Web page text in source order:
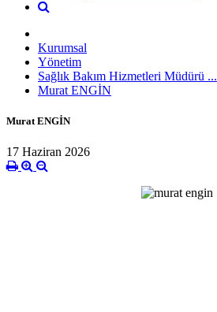
Kurumsal
Yönetim
Sağlık Bakım Hizmetleri Müdürü ...
Murat ENGİN
Murat ENGİN
17 Haziran 2026